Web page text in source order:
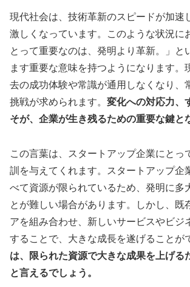
現代社会は、技術革新のスピードが加速
激しくなっています。このような状況に
とって重要なのは、発明より革新。」と
ます重要な意味を持つようになります。
去の成功体験や常識が通用しなくなり、
挑戦が求められます。 変化への対応力、
そが、企業が生き残るための重要な鍵と
この言葉は、スタートアップ企業にとっ
訓を与えてくれます。スタートアップ企
べて資源が限られているため、発明に多
とが難しい場合があります。しかし、既
アを組み合わせ、新しいサービスやビジ
することで、大きな成長を遂げることが
は、限られた資源で大きな成果を上げる
と言えるでしょう。